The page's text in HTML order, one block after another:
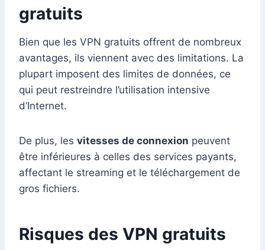
gratuits
Bien que les VPN gratuits offrent de nombreux
avantages, ils viennent avec des limitations. La
plupart imposent des limites de données, ce
qui peut restreindre l’utilisation intensive
d’Internet.
De plus, les vitesses de connexion peuvent
être inférieures à celles des services payants,
affectant le streaming et le téléchargement de
gros fichiers.
Risques des VPN gratuits